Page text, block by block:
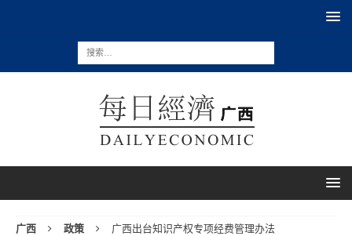
广西 政策 广西出台知识产权专项经费管理办法